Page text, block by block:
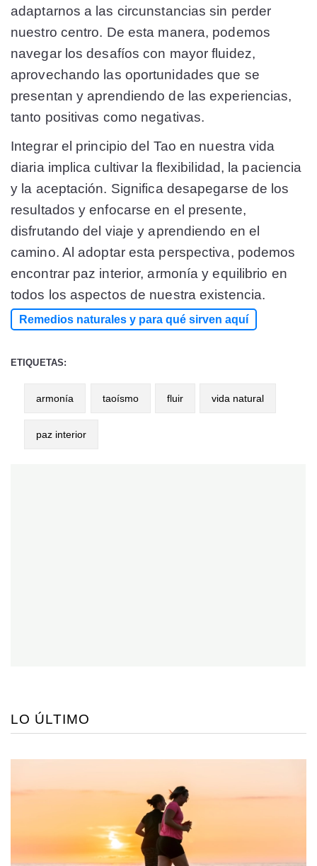
adaptarnos a las circunstancias sin perder
nuestro centro. De esta manera, podemos
navegar los desafíos con mayor fluidez,
aprovechando las oportunidades que se
presentan y aprendiendo de las experiencias,
tanto positivas como negativas.
Integrar el principio del Tao en nuestra vida
diaria implica cultivar la flexibilidad, la paciencia
y la aceptación. Significa desapegarse de los
resultados y enfocarse en el presente,
disfrutando del viaje y aprendiendo en el
camino. Al adoptar esta perspectiva, podemos
encontrar paz interior, armonía y equilibrio en
todos los aspectos de nuestra existencia.
Remedios naturales y para qué sirven aquí
ETIQUETAS:
armonía taoísmo fluir vida natural
paz interior
LO ÚLTIMO